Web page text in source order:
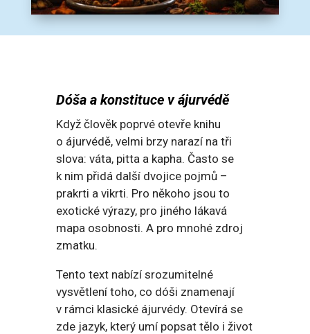
Dóša a konstituce v ájurvédě
Když člověk poprvé otevře knihu
o ájurvédě, velmi brzy narazí na tři
slova: váta, pitta a kapha. Často se
k nim přidá další dvojice pojmů –
prakrti a vikrti. Pro někoho jsou to
exotické výrazy, pro jiného lákavá
mapa osobnosti. A pro mnohé zdroj
zmatku.
Tento text nabízí srozumitelné
vysvětlení toho, co dóši znamenají
v rámci klasické ájurvédy. Otevírá se
zde jazyk, který umí popsat tělo i život